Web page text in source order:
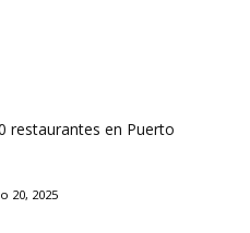
restaurantes en Puerto
20, 2025